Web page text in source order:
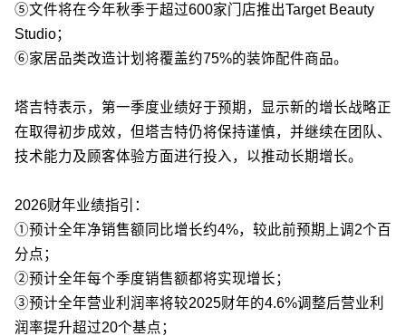
⑤文件将在今年秋季于超过600家门店推出Target Beauty
Studio；
⑥家居品类改造计划将覆盖约75%的装饰配件商品。
塔吉特表示，第一季度业绩好于预期，显示新的增长战略正
在取得初步成效，但塔吉特仍将保持谨慎，并继续在团队、
技术能力及顾客体验方面进行投入，以推动长期增长。
2026财年业绩指引：
①预计全年净销售额同比增长约4%，较此前预期上调2个百
分点；
②预计全年每个季度销售额都将实现增长；
③预计全年营业利润率将较2025财年的4.6%调整后营业利
润率提升超过20个基点；